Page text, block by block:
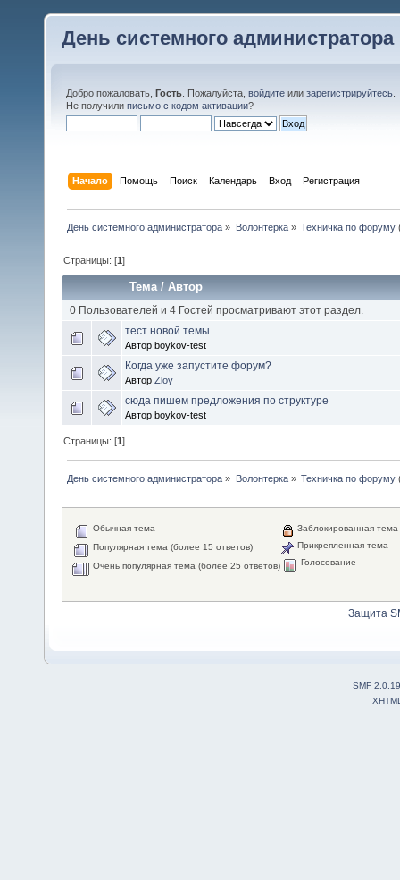
День системного администратора
Добро пожаловать, Гость . Пожалуйста, войдите или зарегистрируйтесь
Не получили письмо с кодом активации?
Начало Помощь Поиск Календарь Вход Регистрация
День системного администратора » Волонтерка» Техничка по форуму
Страницы: [1]
Тема/Автор
0 Пользователей и 4 Гостей просматривают этот раздел.
тест новой темы
Автор boykov-test
Когда уже запустите форум?
Автор Zloy
сюда пишем предложения по структуре
Автор boykov-test
Страницы: [1]
День системного администратора » Волонтерка» Техничка по форуму
Обычная тема
Популярная тема (более 15 ответов)
Очень популярная тема (более 25 ответов)
Заблокированная тема
Прикрепленная тема
Голосование
Защита
SMF 2.0.19